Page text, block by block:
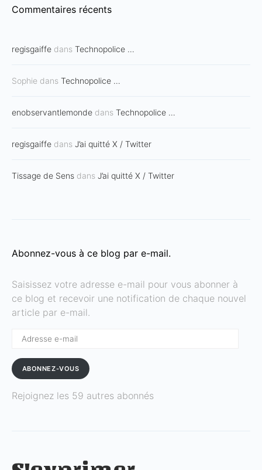
Commentaires récents
regisgaiffe dans Technopolice …
Sophie dans Technopolice …
enobservantlemonde dans Technopolice …
regisgaiffe dans J’ai quitté X / Twitter
Tissage de Sens dans J’ai quitté X / Twitter
Abonnez-vous à ce blog par e-mail.
Saisissez votre adresse e-mail pour vous abonner à
ce blog et recevoir une notification de chaque nouvel
article par e-mail.
ABONNEZ-VOUS
Rejoignez les 59 autres abonnés